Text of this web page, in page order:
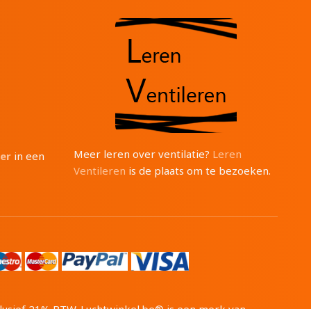
in een Meer leren over ventilatie? Leren
Ventileren is de plaats om te bezoeken.